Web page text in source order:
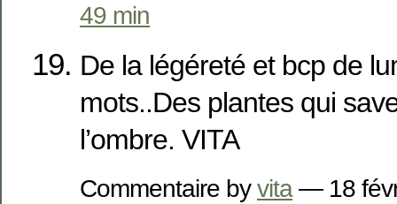
49 min
De la légéreté et bcp de
mots..Des plantes qui
l’ombre. VITA
Commentaire byvita— 18